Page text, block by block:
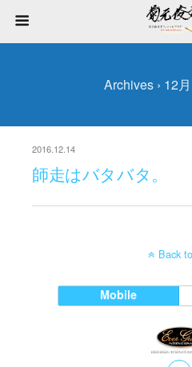
Archives › 12
2016.12.14
師走はバタバタ。
Back
Mobile